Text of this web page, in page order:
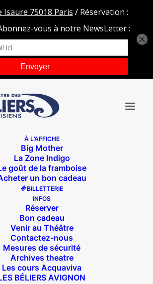
À L’AFFICHE
Big Mother
La Zone Indigo
goût de la framboise
un bon cadeau
BILLETTERIE
INFOS
Réserver
Bon cadeau
Venir au Théâtre
Contactez-nous
Mesures de sécurité
Archives theatre
Les cours Acquaviva
BÉLIERS AVIGNON
R&J
Accueil R&J R&J